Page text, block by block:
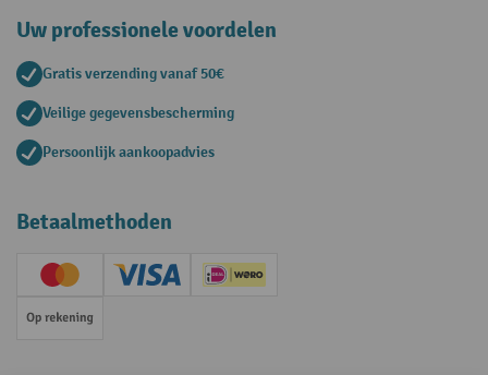
Uw professionele voordelen
Gratis verzending vanaf 50€
Veilige gegevensbescherming
Persoonlijk aankoopadvies
Betaalmethoden
Creditcard (Master)Creditcard (Visa)iDEAL | Wero
Op rekening